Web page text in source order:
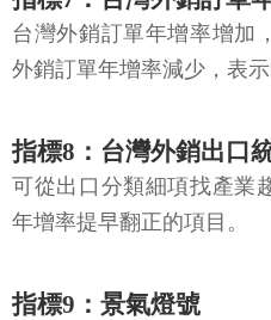
台灣外銷訂單年增率增加
外銷訂單年增率減少，表示
指標8：台灣外銷出口
可從出口分類細項找產業
年增率提早翻正的項目。
指標9：景氣燈號